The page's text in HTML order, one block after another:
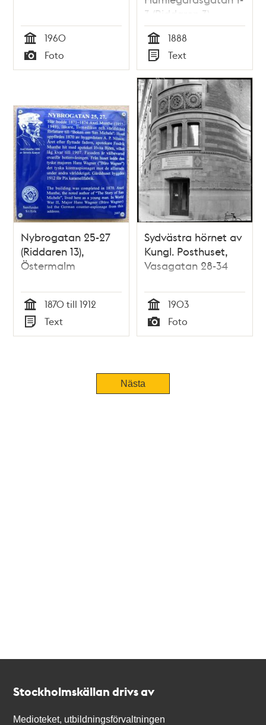
Tid
1960
Typ
Foto
3 (Riddaren 3)
Tid
1888
Typ
Text
Nybrogatan 25-27
(Riddaren 13),
Östermalm
Tid
1870 till 1912
Typ
Text
Sydvästra hörnet av
Kungl. Posthuset,
Vasagatan 28-34
Tid
1903
Typ
Foto
Nästa
Stockholmskällan drivs av
Medioteket, utbildningsförvaltningen